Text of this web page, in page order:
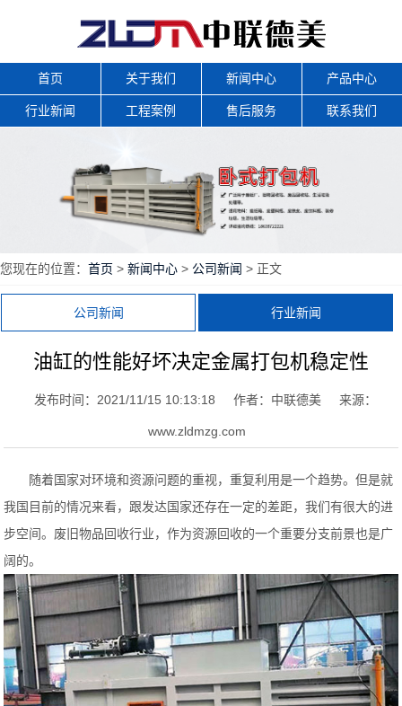
首页 关于我们 新闻中心 产品中心
行业新闻 工程案例 售后服务 联系我们
您现在的位置： 首页 > 新闻中心 > 公司新闻 > 正文
公司新闻 行业新闻
油缸的性能好坏决定金属打包机稳定性
发布时间：2021/11/15 10:13:18 作者：中联德美 来源：
www.zldmzg.com
随着国家对环境和资源问题的重视，重复利用是一个趋势。但是就
我国目前的情况来看，跟发达国家还存在一定的差距，我们有很大的进
步空间。废旧物品回收行业，作为资源回收的一个重要分支前景也是广
阔的。